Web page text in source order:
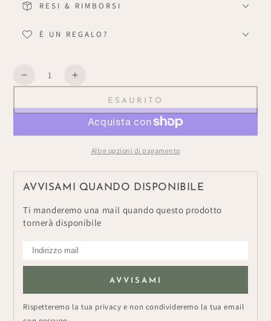
RESI & RIMBORSI
È UN REGALO?
Quantità
Diminuisce
quantità
Aumenta
quantità
per
Candela
ESAURITO
Altre opzioni di pagamento
AVVISAMI QUANDO DISPONIBILE
Ti manderemo una mail quando questo prodotto
tornerà disponibile
AVVISAMI
Rispetteremo la tua privacy e non condivideremo la tua email